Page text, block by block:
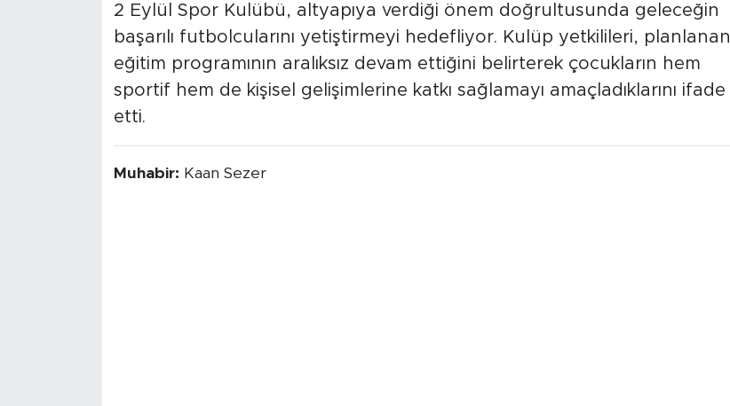
2 Eylül Spor Kulübü, altyapıya verdiği önem doğrultusunda geleceğin
başarılı futbolcularını yetiştirmeyi hedefliyor. Kulüp yetkilileri, planlanan
eğitim programının aralıksız devam ettiğini belirterek çocukların hem
sportif hem de kişisel gelişimlerine katkı sağlamayı amaçladıklarını ifade
etti.
Muhabir: Kaan Sezer